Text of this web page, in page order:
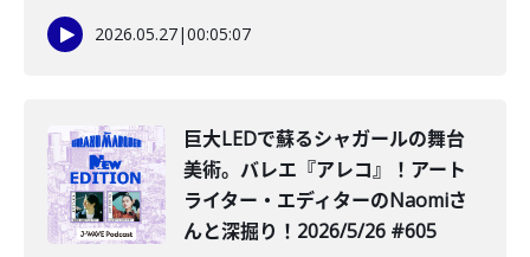
2026.05.27|00:05:07
️巨大LEDで蘇るシャガールの舞台
美術。バレエ『アレコ』！アート
ライター・エディターのNaomiさ
んと深掘り！2026/5/26 #605